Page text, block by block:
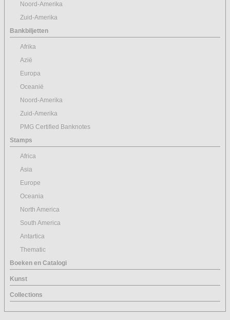
Noord-Amerika
Zuid-Amerika
Bankbiljetten
Afrika
Azië
Europa
Oceanië
Noord-Amerika
Zuid-Amerika
PMG Certified Banknotes
Stamps
Africa
Asia
Europe
Oceania
North America
South America
Antartica
Thematic
Boeken en Catalogi
Kunst
Collections